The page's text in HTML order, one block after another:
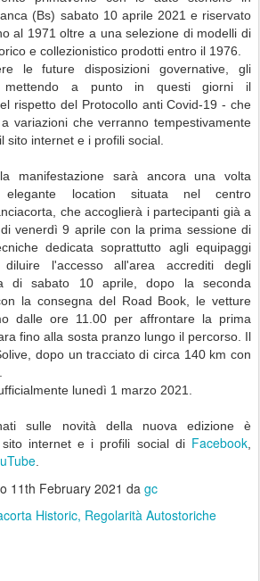
(Bs) sabato 10 aprile 2021 e riservato
al 1971 oltre a una selezione di modelli di
e collezionistico prodotti entro il 1976.
le future disposizioni governative, gli
mettendo a punto in questi giorni il
rispetto del Protocollo anti Covid-19 - che
variazioni che verranno tempestivamente
sito internet e i profili social.
manifestazione sarà ancora una volta
elegante location situata nel centro
che accoglierà i partecipanti già a
venerdì 9 aprile con la prima sessione di
dedicata soprattutto agli equipaggi
l'accesso all'area accrediti degli
di sabato 10 aprile, dopo la seconda
la consegna del Road Book, le vetture
dalle ore 11.00 per affrontare la prima
fino alla sosta pranzo lungo il percorso. Il
dopo un tracciato di circa 140 km con
lunedì 1 marzo 2021.
sulle novità della nuova edizione è
sito internet e i profili social di Facebook
11th February 2021 da gc
Historic Regolarità Autostoriche